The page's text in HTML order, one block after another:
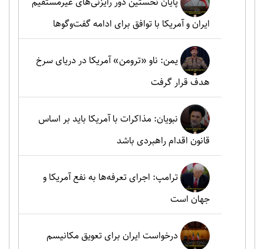
ایران و آمریکا با توافق برای ادامه گفت‌وگوها
یمن: ناو «ترومن» آمریکا در دریای سرخ
هدف قرار گرفت
نبویان: مذاکرات با آمریکا باید بر اساس
قانون اقدام راهبردی باشد
ترامپ: اجرای تعرفه‌ها به نفع آمریکا و
جهان است
درخواست ایران برای تعویق مکانیسم